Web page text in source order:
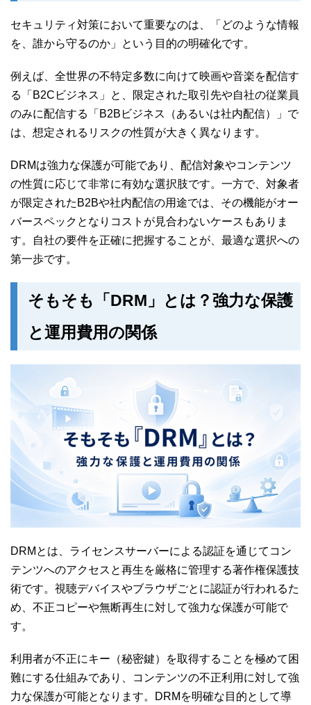
セキュリティ対策において重要なのは、「どのような情報
を、誰から守るのか」という目的の明確化です。
例えば、全世界の不特定多数に向けて映画や音楽を配信す
る「B2Cビジネス」と、限定された取引先や自社の従業員
のみに配信する「B2Bビジネス（あるいは社内配信）」で
は、想定されるリスクの性質が大きく異なります。
DRMは強力な保護が可能であり、配信対象やコンテンツ
の性質に応じて非常に有効な選択肢です。一方で、対象者
が限定されたB2Bや社内配信の用途では、その機能がオー
バースペックとなりコストが見合わないケースもありま
す。自社の要件を正確に把握することが、最適な選択への
第一歩です。
そもそも「DRM」とは？強力な保護
と運用費用の関係
DRMとは、ライセンスサーバーによる認証を通じてコン
テンツへのアクセスと再生を厳格に管理する著作権保護技
術です。視聴デバイスやブラウザごとに認証が行われるた
め、不正コピーや無断再生に対して強力な保護が可能で
す。
利用者が不正にキー（秘密鍵）を取得することを極めて困
難にする仕組みであり、コンテンツの不正利用に対して強
力な保護が可能となります。DRMを明確な目的として導